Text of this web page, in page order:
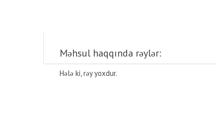
Məhsul haqqında rəylər:
Hələ ki, rəy yoxdur.